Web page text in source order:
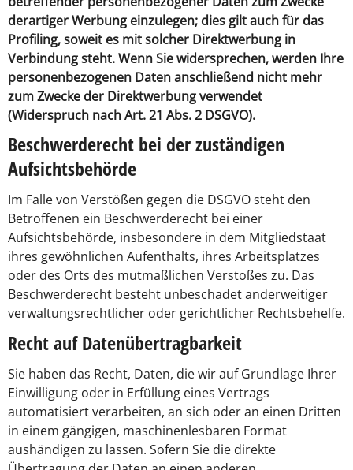
derartiger Werbung einzulegen; dies gilt auch für das
Profiling, soweit es mit solcher Direktwerbung in
Verbindung steht. Wenn Sie widersprechen, werden Ihre
personenbezogenen Daten anschließend nicht mehr
zum Zwecke der Direktwerbung verwendet
(Widerspruch nach Art. 21 Abs. 2 DSGVO).
Beschwerderecht bei der zuständigen
Aufsichtsbehörde
Im Falle von Verstößen gegen die DSGVO steht den
Betroffenen ein Beschwerderecht bei einer
Aufsichtsbehörde, insbesondere in dem Mitgliedstaat
ihres gewöhnlichen Aufenthalts, ihres Arbeitsplatzes
oder des Orts des mutmaßlichen Verstoßes zu. Das
Beschwerderecht besteht unbeschadet anderweitiger
verwaltungsrechtlicher oder gerichtlicher Rechtsbehelfe.
Recht auf Datenübertragbarkeit
Sie haben das Recht, Daten, die wir auf Grundlage Ihrer
Einwilligung oder in Erfüllung eines Vertrags
automatisiert verarbeiten, an sich oder an einen Dritten
in einem gängigen, maschinenlesbaren Format
aushändigen zu lassen. Sofern Sie die direkte